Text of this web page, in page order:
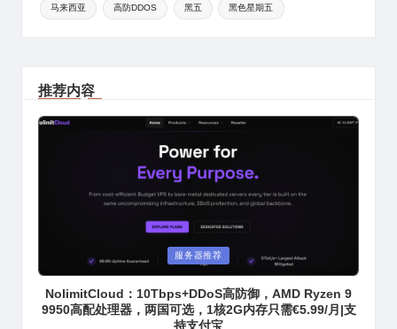
马来西亚 高防DDOS 黑五 黑色星期五
推荐内容
Posted
in
服务器推荐
NolimitCloud：10Tbps+DDoS高防御，AMD Ryzen 9
9950高配处理器，两国可选，1核2G内存只需€5.99/月|支
持支付宝